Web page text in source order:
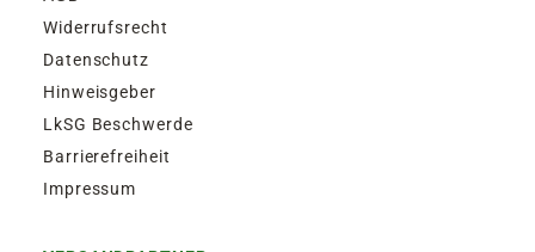
Widerrufsrecht
Datenschutz
Hinweisgeber
LkSG Beschwerde
Barrierefreiheit
Impressum